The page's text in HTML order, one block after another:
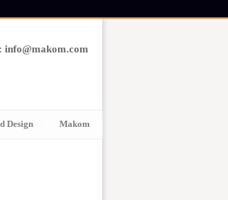
info@makom.com
Design Makom